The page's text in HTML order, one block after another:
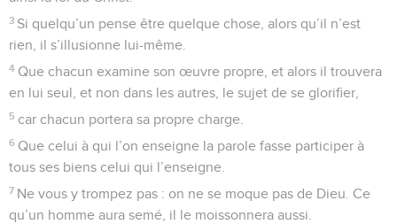
3 Si quelqu’un pense être quelque chose, alors qu’il n’est
rien, il s’illusionne lui-même.
4 Que chacun examine son œuvre propre, et alors il trouvera
en lui seul, et non dans les autres, le sujet de se glorifier,
5 car chacun portera sa propre charge.
6 Que celui à qui l’on enseigne la parole fasse participer à
tous ses biens celui qui l’enseigne.
7 Ne vous y trompez pas : on ne se moque pas de Dieu. Ce
qu’un homme aura semé, il le moissonnera aussi.